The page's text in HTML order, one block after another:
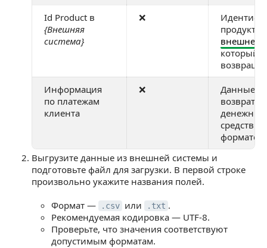
Id Product в
{Внешняя
система}
❌
продукта
внешней
который
Информация
по платежам
клиента
❌
Данные о
возврате
денежных
средств в
формате
Выгрузите данные из внешней системы и
подготовьте файл для загрузки. В первой строке
произвольно укажите названия полей.
Формат —
.csv или .txt .
Рекомендуемая кодировка — UTF-8.
Проверьте, что значения соответствуют
допустимым форматам.